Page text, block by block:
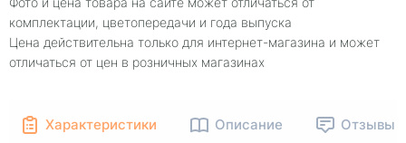
комплектации, цветопередачи и года выпуска
Цена действительна только для интернет-магазина и может
отличаться от цен в розничных магазинах
Характеристики Описание Отзывы